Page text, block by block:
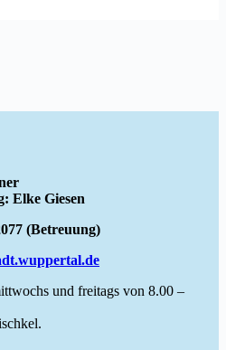
Elke Giesen
(Betreuung)
und freitags von 8.00 –